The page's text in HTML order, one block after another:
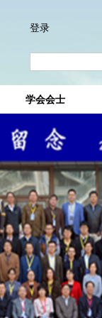
登录
学会会士